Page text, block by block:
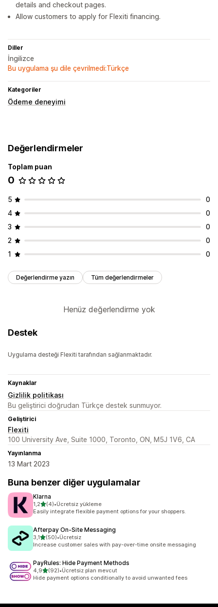
details and checkout pages.
Allow customers to apply for Flexiti financing.
Diller
İngilizce
Bu uygulama şu dile çevrilmedi:Türkçe
Kategoriler
Ödeme deneyimi
Değerlendirmeler
Toplam puan
0
5
0
4
0
3
0
2
0
1
0
Değerlendirme yazın Tüm değerlendirmeler
Henüz değerlendirme yok
Destek
Uygulama desteği Flexiti tarafından sağlanmaktadır.
Kaynaklar
Gizlilik politikası
Bu geliştirici doğrudan Türkçe destek sunmuyor.
Geliştirici
Flexiti
100 University Ave, Suite 1000, Toronto, ON, M5J 1V6, CA
Yayınlanma
13 Mart 2023
Buna benzer diğer uygulamalar
Klarna
1,25 yıldız üzerinden
(4)
toplam 4 değerlendirme
•Ücretsiz yükleme
Easily integrate flexible payment options for your shoppers.
Afterpay On‑Site Messaging
3,15 yıldız üzerinden
(50)
toplam 50 değerlendirme
•Ücretsiz
Increase customer sales with pay-over-time onsite messaging
PayRules: Hide Payment Methods
4,95 yıldız üzerinden
(92)
toplam 92 değerlendirme
•Ücretsiz plan mevcut
Hide payment options conditionally to avoid unwanted fees